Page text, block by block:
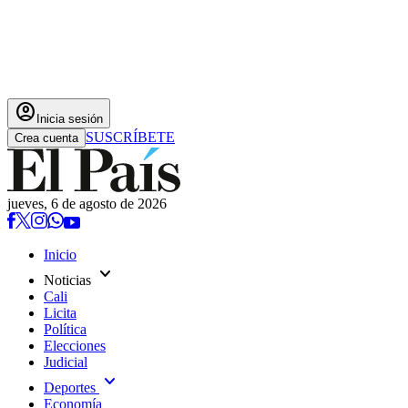
account_circle Inicia sesión
Crea cuenta SUSCRÍBETE
jueves, 6 de agosto de 2026
Inicio
Noticias expand_more
Cali
Licita
Política
Elecciones
Judicial
Deportes expand_more
Economía